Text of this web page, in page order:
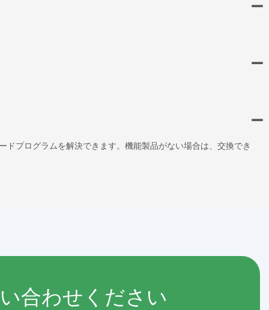
プログラムを解決できます。機能製品がない場合は、交換でき
合わせください